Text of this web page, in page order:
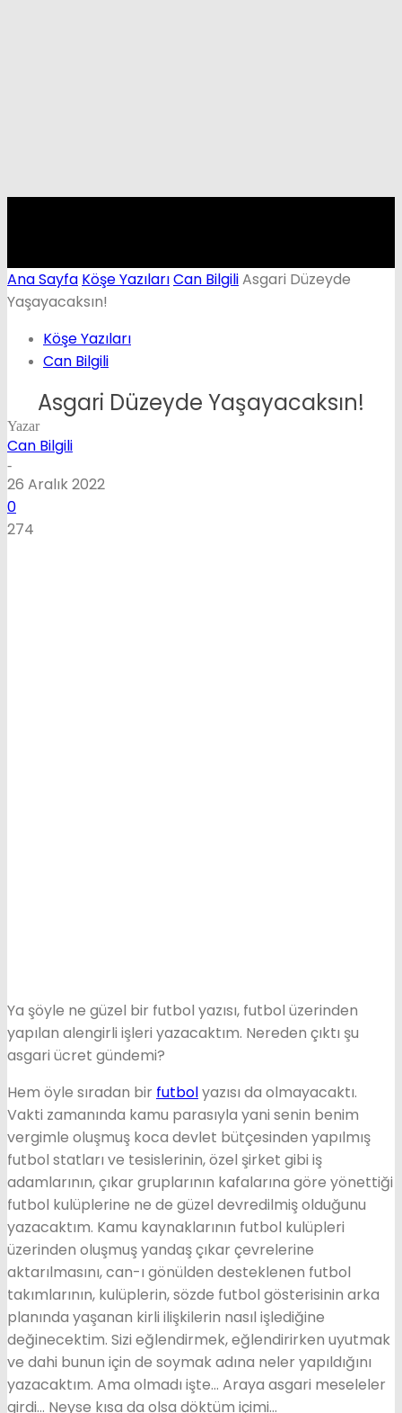
Ana Sayfa Köşe YazılarıCan BilgiliAsgari Düzeyde
Yaşayacaksın!
Köşe Yazıları
Can Bilgili
Asgari Düzeyde Yaşayacaksın!
Yazar
Can Bilgili
-
26 Aralık 2022
0
274
Ya şöyle ne güzel bir futbol yazısı, futbol üzerinden
yapılan alengirli işleri yazacaktım. Nereden çıktı şu
asgari ücret gündemi?
Hem öyle sıradan bir futbolyazısı da olmayacaktı.
Vakti zamanında kamu parasıyla yani senin benim
vergimle oluşmuş koca devlet bütçesinden yapılmış
futbol statları ve tesislerinin, özel şirket gibi iş
adamlarının, çıkar gruplarının kafalarına göre yönettiği
futbol kulüplerine ne de güzel devredilmiş olduğunu
yazacaktım. Kamu kaynaklarının futbol kulüpleri
üzerinden oluşmuş yandaş çıkar çevrelerine
aktarılmasını, can-ı gönülden desteklenen futbol
takımlarının, kulüplerin, sözde futbol gösterisinin arka
planında yaşanan kirli ilişkilerin nasıl işlediğine
değinecektim. Sizi eğlendirmek, eğlendirirken uyutmak
ve dahi bunun için de soymak adına neler yapıldığını
yazacaktım. Ama olmadı işte… Araya asgari meseleler
girdi… Neyse kısa da olsa döktüm içimi…